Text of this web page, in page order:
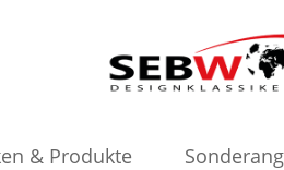
& Produkte